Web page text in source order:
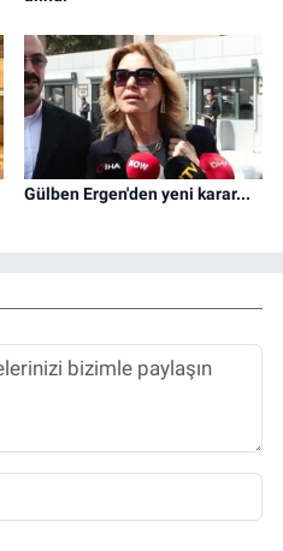
Gülben Ergen'den yeni karar...